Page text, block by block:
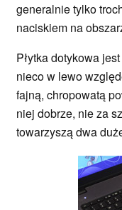
generalnie tylko
naciskiem na
Płytka dotykowa
nieco w lewo
fajną, chropowatą
niej dobrze, nie za
towarzyszą dwa